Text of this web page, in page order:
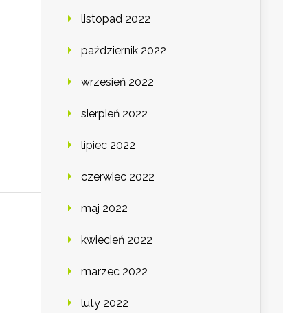
listopad 2022
październik 2022
wrzesień 2022
sierpień 2022
lipiec 2022
czerwiec 2022
maj 2022
kwiecień 2022
marzec 2022
luty 2022